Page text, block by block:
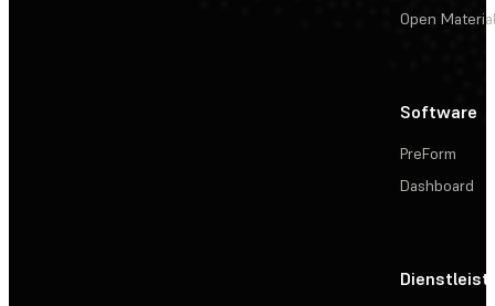
Open
Software
PreForm
Dashboard